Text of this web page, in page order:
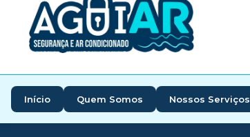
Início Quem Somos Nossos Serviços